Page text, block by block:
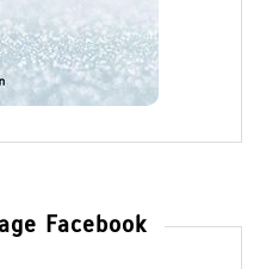
Facebook